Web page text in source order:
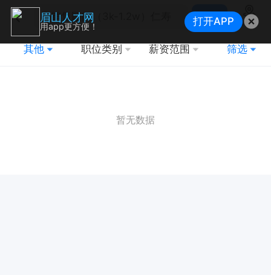
搜索
地图
其他 职位类别 薪资范围 筛选
暂无数据
眉山人才网
用app更方便！ 打开APP